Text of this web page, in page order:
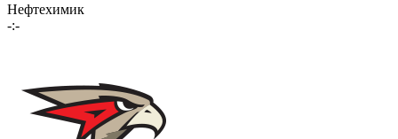
Нефтехимик
-:-